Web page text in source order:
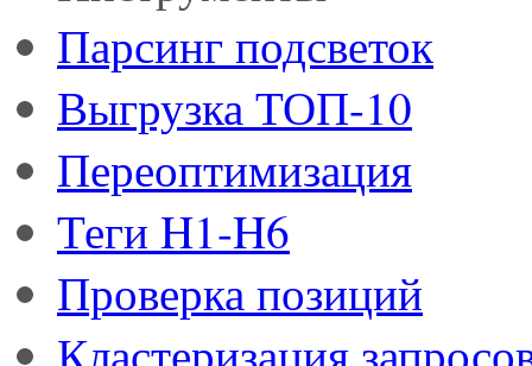
Парсинг подсветок
Выгрузка ТОП-10
Переоптимизация
Теги H1-H6
Проверка позиций